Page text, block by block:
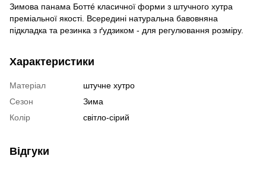
Зимова панама Боттé класичної форми з штучного хутра
преміальної якості. Всередині натуральна бавовняна
підкладка та резинка з ґудзиком - для регулювання розміру.
Характеристики
Матеріал
штучне хутро
Сезон
Зима
Колір
світло-сірий
Відгуки